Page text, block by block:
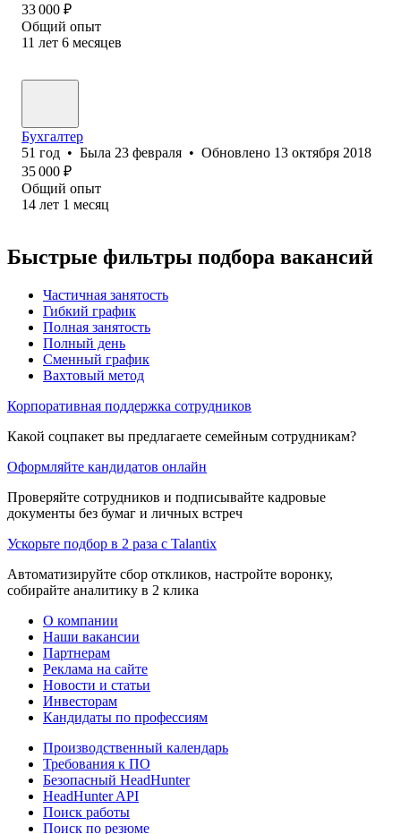
33 000 ₽
Общий опыт
11 лет 6 месяцев
Бухгалтер
51 год • Была 23 февраля • Обновлено 13 октября 2018
35 000 ₽
Общий опыт
14 лет 1 месяц
Быстрые фильтры подбора вакансий
Частичная занятость
Гибкий график
Полная занятость
Полный день
Сменный график
Вахтовый метод
Корпоративная поддержка сотрудников
Какой соцпакет вы предлагаете семейным сотрудникам?
Оформляйте кандидатов онлайн
Проверяйте сотрудников и подписывайте кадровые
документы без бумаг и личных встреч
Ускорьте подбор в 2 раза с Talantix
Автоматизируйте сбор откликов, настройте воронку,
собирайте аналитику в 2 клика
О компании
Наши вакансии
Партнерам
Реклама на сайте
Новости и статьи
Инвесторам
Кандидаты по профессиям
Производственный календарь
Требования к ПО
Безопасный HeadHunter
HeadHunter API
Поиск работы
Поиск по резюме